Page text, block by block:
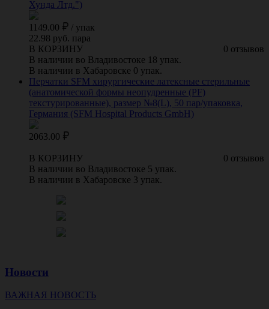
Хунда Лтд.")
1149.00 / упак
22.98 руб. пара
0 отзывов
В КОРЗИНУ
В наличии во Владивостоке 18 упак.
В наличии в Хабаровске 0 упак.
Перчатки SFM хирургические латексные стерильные
(анатомической формы неопудренные (PF)
текстурированные), размер №8(L), 50 пар/упаковка,
Германия (SFM Hospital Products GmbH)
2063.00
0 отзывов
В КОРЗИНУ
В наличии во Владивостоке 5 упак.
В наличии в Хабаровске 3 упак.
Новости
ВАЖНАЯ НОВОСТЬ